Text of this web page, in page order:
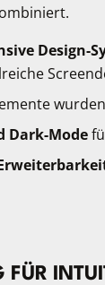
Design-
Dark-Mode
FÜR